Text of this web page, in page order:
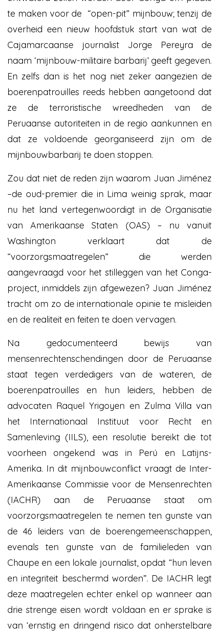
te maken voor de “open-pit” mijnbouw; tenzij de
overheid een nieuw hoofdstuk start van wat de
Cajamarcaanse journalist Jorge Pereyra de
naam ‘mijnbouw-militaire barbarij’ geeft gegeven.
En zelfs dan is het nog niet zeker aangezien de
boerenpatrouilles reeds hebben aangetoond dat
ze de terroristische wreedheden van de
Peruaanse autoriteiten in de regio aankunnen en
dat ze voldoende georganiseerd zijn om de
mijnbouwbarbarij te doen stoppen.
Zou dat niet de reden zijn waarom Juan Jiménez
–de oud-premier die in Lima weinig sprak, maar
nu het land vertegenwoordigt in de Organisatie
van Amerikaanse Staten (OAS) – nu vanuit
Washington verklaart dat de
“voorzorgsmaatregelen” die werden
aangevraagd voor het stilleggen van het Conga-
project, inmiddels zijn afgewezen? Juan Jiménez
tracht om zo de internationale opinie te misleiden
en de realiteit en feiten te doen vervagen.
Na gedocumenteerd bewijs van
mensenrechtenschendingen door de Peruaanse
staat tegen verdedigers van de wateren, de
boerenpatrouilles en hun leiders, hebben de
advocaten Raquel Yrigoyen en Zulma Villa van
het Internationaal Instituut voor Recht en
Samenleving (IILS), een resolutie bereikt die tot
voorheen ongekend was in Perú en Latijns-
Amerika. In dit mijnbouwconflict vraagt de Inter-
Amerikaanse Commissie voor de Mensenrechten
(IACHR) aan de Peruaanse staat om
voorzorgsmaatregelen te nemen ten gunste van
de 46 leiders van de boerengemeenschappen,
evenals ten gunste van de familieleden van
Chaupe en een lokale journalist, opdat “hun leven
en integriteit beschermd worden”. De IACHR legt
deze maatregelen echter enkel op wanneer aan
drie strenge eisen wordt voldaan en er sprake is
van ‘ernstig en dringend risico dat onherstelbare